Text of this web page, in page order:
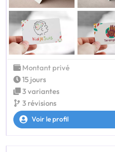
Montant privé
15 jours
3 variantes
3 révisions
Voir le profil